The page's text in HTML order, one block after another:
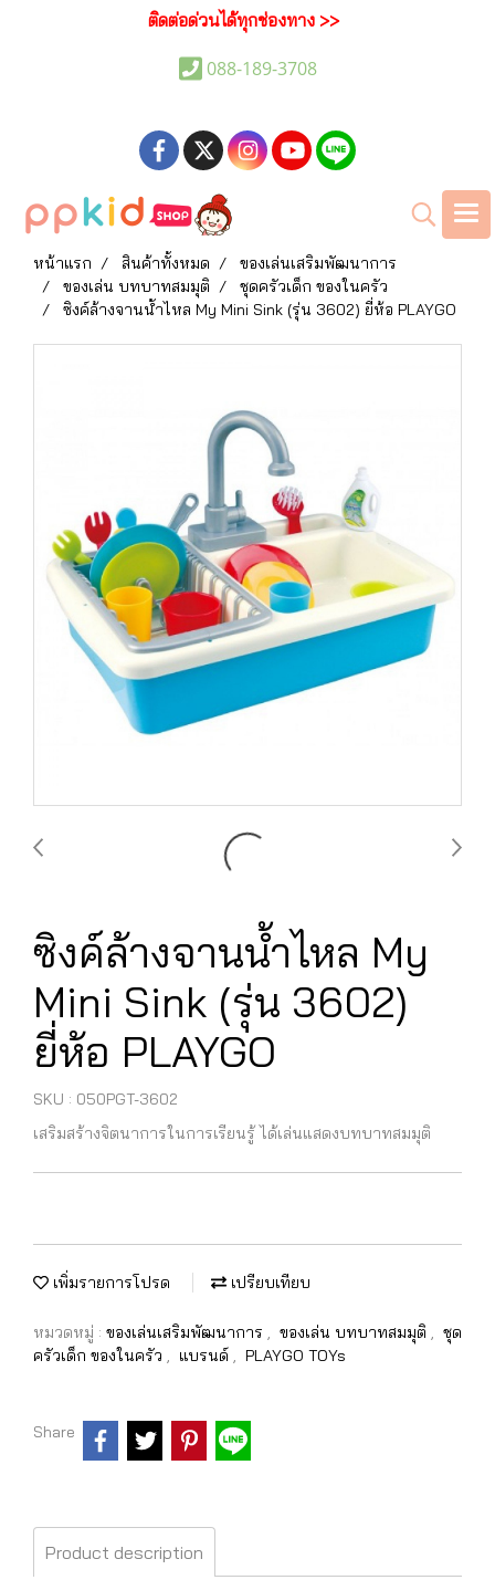
ติดต่อด่วนได้ทุกช่องทาง >>
088-189-3708
หน้าแรก สินค้าทั้งหมด
ของเล่นเสริมพัฒนาการ
ของเล่น บทบาทสมมุติ
ชุดครัวเด็ก ของในครัว
ซิงค์ล้างจานน้ำไหล My Mini Sink (รุ่น 3602) ยี่ห้อ PLAYGO
ซิงค์ล้างจานน้ำไหล My
Mini Sink (รุ่น 3602)
ยี่ห้อ PLAYGO
SKU : 050PGT-3602
เสริมสร้างจิตนาการในการเรียนรู้ ได้เล่นแสดงบทบาทสมมุติ
เพิ่มรายการโปรด เปรียบเทียบ
หมวดหมู่ : ของเล่นเสริมพัฒนาการ , ของเล่น บทบาทสมมุติ , ชุด
ครัวเด็ก ของในครัว , แบรนด์ , PLAYGO TOYs
Share
Product description